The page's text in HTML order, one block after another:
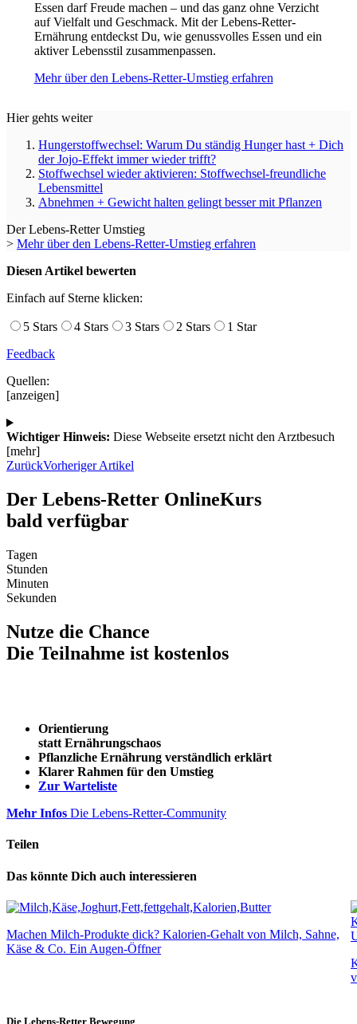
Essen darf Freude machen – und das ganz ohne Verzicht
auf Vielfalt und Geschmack. Mit der Lebens-Retter-
Ernährung entdeckst Du, wie genussvolles Essen und ein
aktiver Lebensstil zusammenpassen.
Mehr über den Lebens-Retter-Umstieg erfahren
Hier gehts weiter
Hungerstoffwechsel: Warum Du ständig Hunger hast + Dich
der Jojo-Effekt immer wieder trifft?
Stoffwechsel wieder aktivieren: Stoffwechsel-freundliche
Lebensmittel
Abnehmen + Gewicht halten gelingt besser mit Pflanzen
Der Lebens-Retter Umstieg
> Mehr über den Lebens-Retter-Umstieg erfahren
Diesen Artikel bewerten
Einfach auf Sterne klicken:
5 Stars 4 Stars 3 Stars 2 Stars
1 Star
Feedback
Quellen:
[anzeigen]
Wichtiger Hinweis: Diese Webseite ersetzt nicht den Arztbesuch
[mehr]
ZurückVorheriger Artikel
Der Lebens-Retter OnlineKurs
bald verfügbar
Tagen
Stunden
Minuten
Sekunden
Nutze die Chance
Die Teilnahme ist kostenlos
Orientierung
statt Ernährungschaos
Pflanzliche Ernährung verständlich erklärt
Klarer Rahmen für den Umstieg
Zur Warteliste
Mehr Infos Die Lebens-Retter-Community
Teilen
Das könnte Dich auch interessieren
Machen Milch-Produkte dick? Kalorien-Gehalt von Milch, Sahne,
Käse & Co. Ein Augen-Öffner
Die Lebens-Retter Bewegung